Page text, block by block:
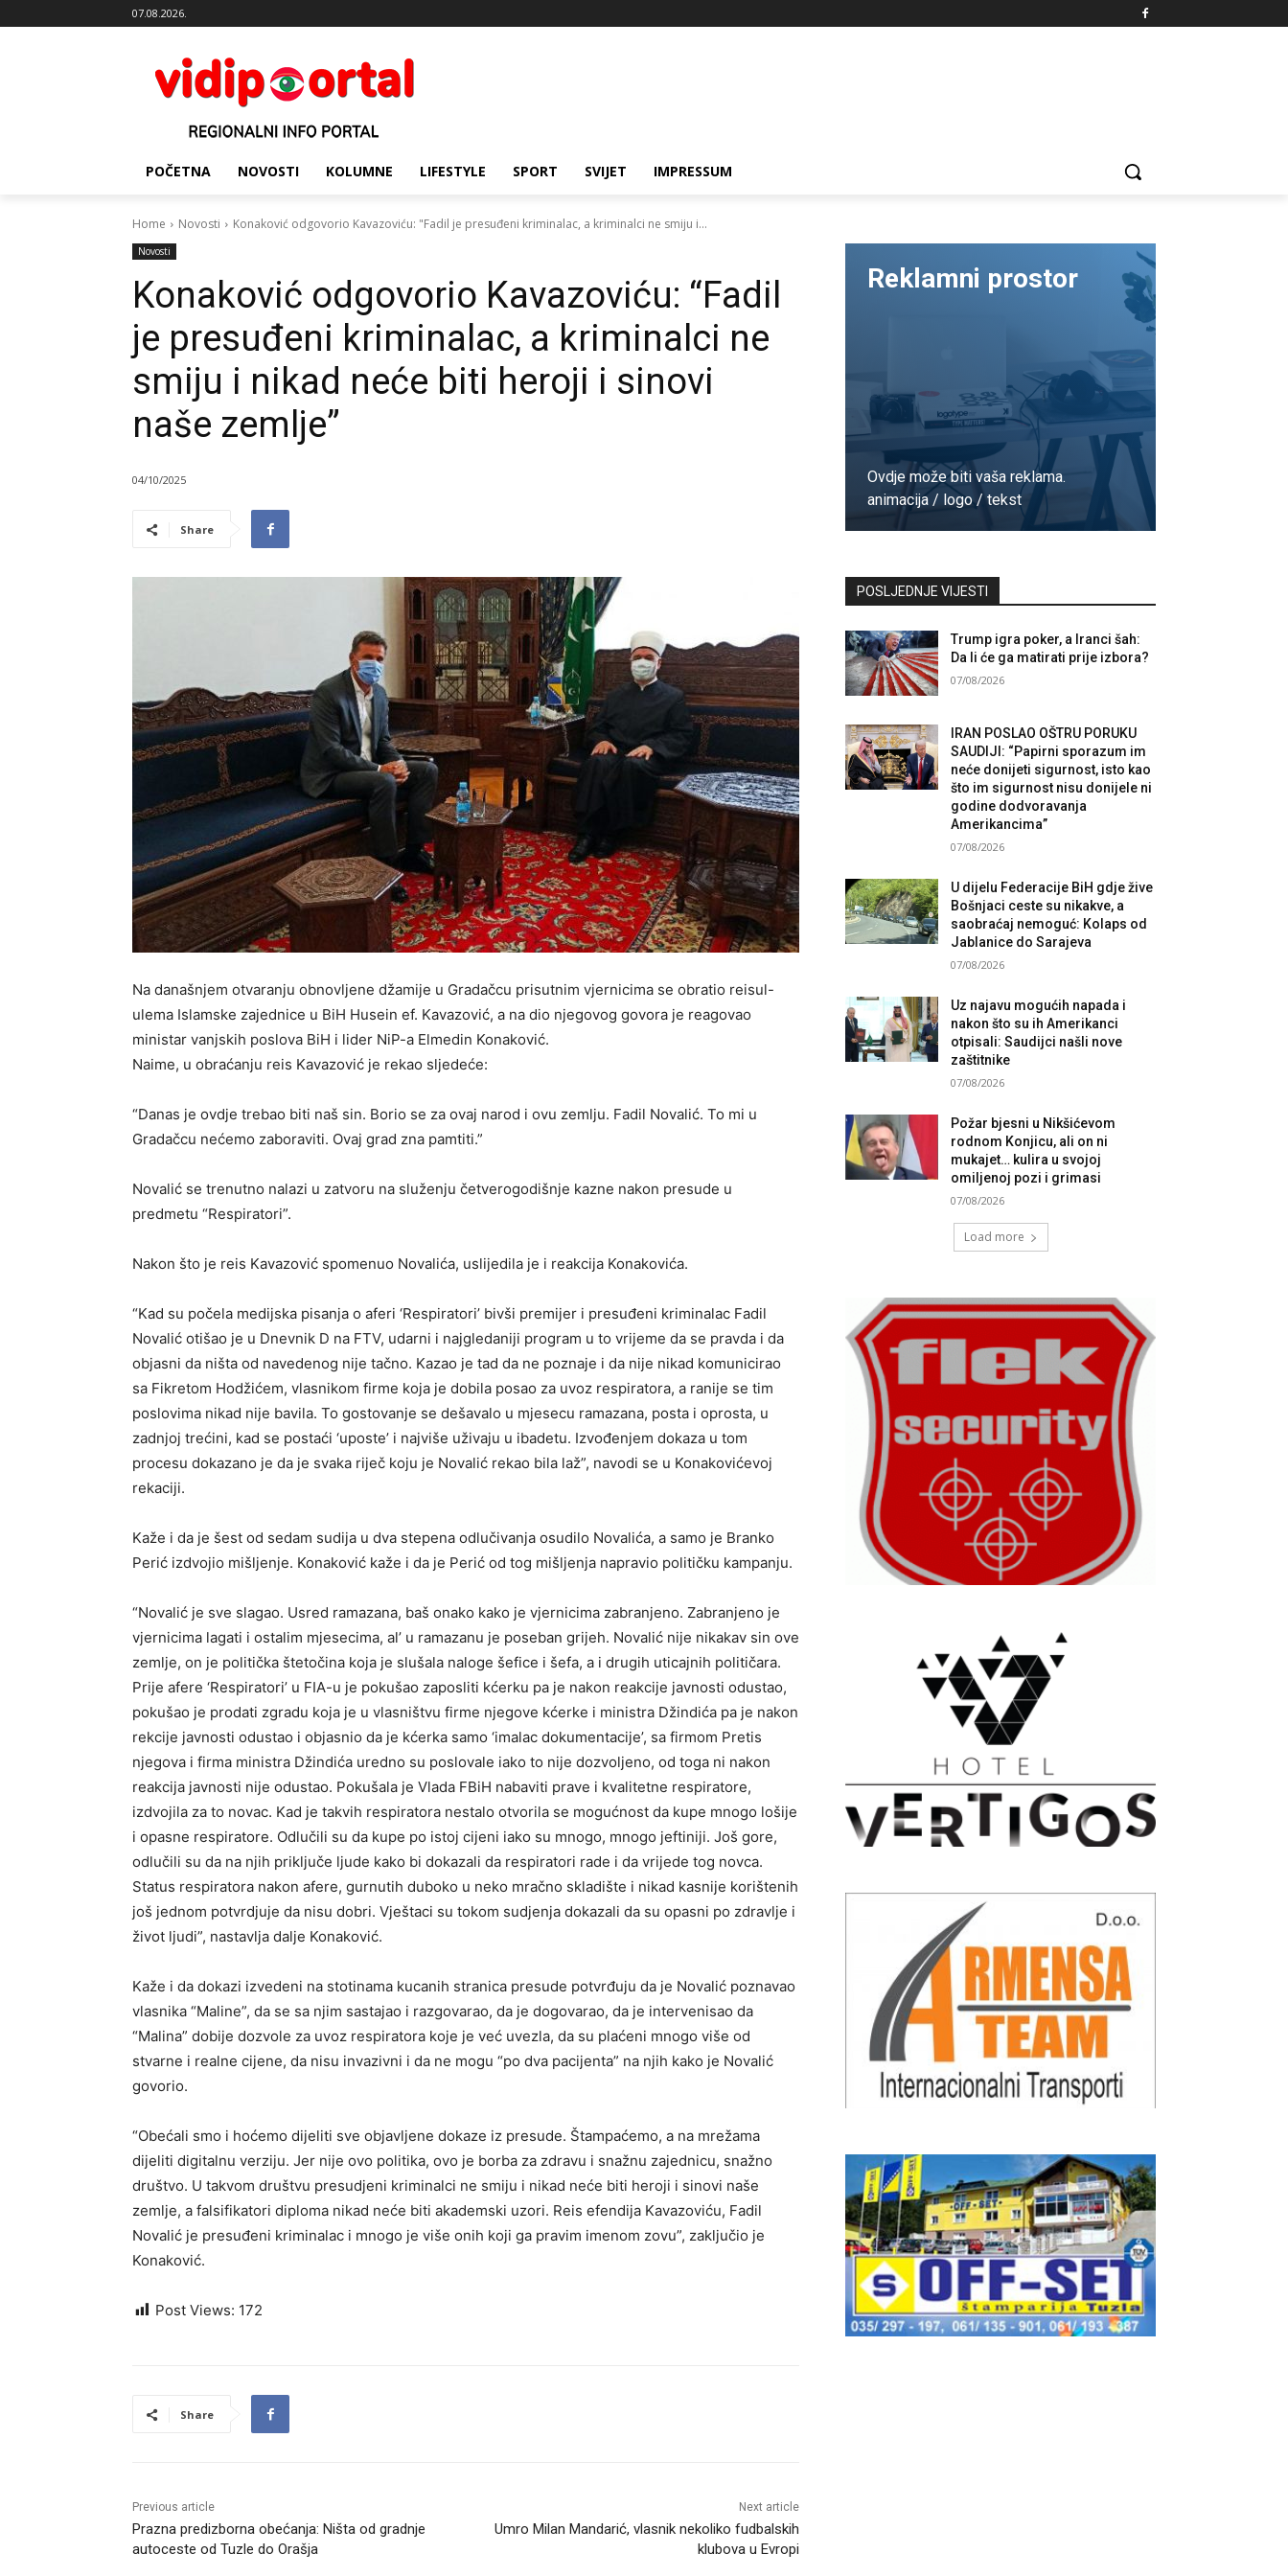
07.08.2026.
POČETNA NOVOSTI KOLUMNE LIFESTYLE SPORT SVIJET IMPRESSUM
Home Novosti Konaković odgovorio Kavazoviću: "Fadil je presuđeni kriminalac, a kriminalci ne smiju i...
Novosti
Konaković odgovorio Kavazoviću: “Fadil
je presuđeni kriminalac, a kriminalci ne
smiju i nikad neće biti heroji i sinovi
naše zemlje”
04/10/2025
Share
Na današnjem otvaranju obnovljene džamije u Gradačcu prisutnim vjernicima se obratio reisul-
ulema Islamske zajednice u BiH Husein ef. Kavazović, a na dio njegovog govora je reagovao
ministar vanjskih poslova BiH i lider NiP-a Elmedin Konaković.
Naime, u obraćanju reis Kavazović je rekao sljedeće:
“Danas je ovdje trebao biti naš sin. Borio se za ovaj narod i ovu zemlju. Fadil Novalić. To mi u
Gradačcu nećemo zaboraviti. Ovaj grad zna pamtiti.”
Novalić se trenutno nalazi u zatvoru na služenju četverogodišnje kazne nakon presude u
predmetu “Respiratori”.
Nakon što je reis Kavazović spomenuo Novalića, uslijedila je i reakcija Konakovića.
“Kad su počela medijska pisanja o aferi ‘Respiratori’ bivši premijer i presuđeni kriminalac Fadil
Novalić otišao je u Dnevnik D na FTV, udarni i najgledaniji program u to vrijeme da se pravda i da
objasni da ništa od navedenog nije tačno. Kazao je tad da ne poznaje i da nije nikad komunicirao
sa Fikretom Hodžićem, vlasnikom firme koja je dobila posao za uvoz respiratora, a ranije se tim
poslovima nikad nije bavila. To gostovanje se dešavalo u mjesecu ramazana, posta i oprosta, u
zadnjoj trećini, kad se postaći ‘uposte’ i najviše uživaju u ibadetu. Izvođenjem dokaza u tom
procesu dokazano je da je svaka riječ koju je Novalić rekao bila laž”, navodi se u Konakovićevoj
rekaciji.
Kaže i da je šest od sedam sudija u dva stepena odlučivanja osudilo Novalića, a samo je Branko
Perić izdvojio mišljenje. Konaković kaže i da je Perić od tog mišljenja napravio političku kampanju.
“Novalić je sve slagao. Usred ramazana, baš onako kako je vjernicima zabranjeno. Zabranjeno je
vjernicima lagati i ostalim mjesecima, al’ u ramazanu je poseban grijeh. Novalić nije nikakav sin ove
zemlje, on je politička štetočina koja je slušala naloge šefice i šefa, a i drugih uticajnih političara.
Prije afere ‘Respiratori’ u FIA-u je pokušao zaposliti kćerku pa je nakon reakcije javnosti odustao,
pokušao je prodati zgradu koja je u vlasništvu firme njegove kćerke i ministra Džindića pa je nakon
rekcije javnosti odustao i objasnio da je kćerka samo ‘imalac dokumentacije’, sa firmom Pretis
njegova i firma ministra Džindića uredno su poslovale iako to nije dozvoljeno, od toga ni nakon
reakcija javnosti nije odustao. Pokušala je Vlada FBiH nabaviti prave i kvalitetne respiratore,
izdvojila za to novac. Kad je takvih respiratora nestalo otvorila se mogućnost da kupe mnogo lošije
i opasne respiratore. Odlučili su da kupe po istoj cijeni iako su mnogo, mnogo jeftiniji. Još gore,
odlučili su da na njih priključe ljude kako bi dokazali da respiratori rade i da vrijede tog novca.
Status respiratora nakon afere, gurnutih duboko u neko mračno skladište i nikad kasnije korištenih
još jednom potvrdjuje da nisu dobri. Vještaci su tokom sudjenja dokazali da su opasni po zdravlje i
život ljudi”, nastavlja dalje Konaković.
Kaže i da dokazi izvedeni na stotinama kucanih stranica presude potvrđuju da je Novalić poznavao
vlasnika “Maline”, da se sa njim sastajao i razgovarao, da je dogovarao, da je intervenisao da
“Malina” dobije dozvole za uvoz respiratora koje je već uvezla, da su plaćeni mnogo više od
stvarne i realne cijene, da nisu invazivni i da ne mogu “po dva pacijenta” na njih kako je Novalić
govorio.
“Obećali smo i hoćemo dijeliti sve objavljene dokaze iz presude. Štampaćemo, a na mrežama
dijeliti digitalnu verziju. Jer nije ovo politika, ovo je borba za zdravu i snažnu zajednicu, snažno
društvo. U takvom društvu presudjeni kriminalci ne smiju i nikad neće biti heroji i sinovi naše
zemlje, a falsifikatori diploma nikad neće biti akademski uzori. Reis efendija Kavazoviću, Fadil
Novalić je presuđeni kriminalac i mnogo je više onih koji ga pravim imenom zovu”, zaključio je
Konaković.
Post Views: 172
Share
Previous article
Prazna predizborna obećanja: Ništa od gradnje
autoceste od Tuzle do Orašja
Next article
Umro Milan Mandarić, vlasnik nekoliko fudbalskih
klubova u Evropi
Reklamni prostor
Ovdje može biti vaša reklama.
animacija / logo / tekst
POSLJEDNJE VIJESTI
Trump igra poker, a Iranci šah:
Da li će ga matirati prije izbora?
07/08/2026
IRAN POSLAO OŠTRU PORUKU
SAUDIJI: “Papirni sporazum im
neće donijeti sigurnost, isto kao
što im sigurnost nisu donijele ni
godine dodvoravanja
Amerikancima”
07/08/2026
U dijelu Federacije BiH gdje žive
Bošnjaci ceste su nikakve, a
saobraćaj nemoguć: Kolaps od
Jablanice do Sarajeva
07/08/2026
Uz najavu mogućih napada i
nakon što su ih Amerikanci
otpisali: Saudijci našli nove
zaštitnike
07/08/2026
Požar bjesni u Nikšićevom
rodnom Konjicu, ali on ni
mukajet… kulira u svojoj
omiljenoj pozi i grimasi
07/08/2026
Load more